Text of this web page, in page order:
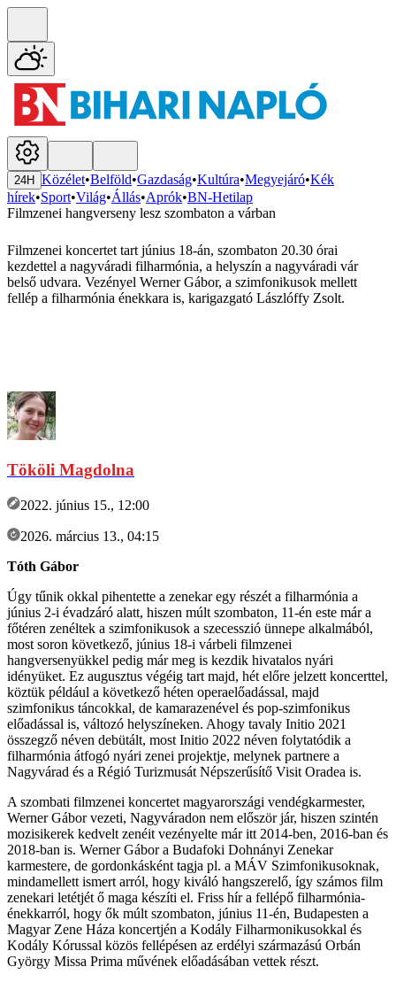
24H Közélet•Belföld•Gazdaság•Kultúra•Megyejáró•Kék
hírek•Sport•Világ•Állás•Aprók•BN-Hetilap
Filmzenei hangverseny lesz szombaton a várban
Filmzenei koncertet tart június 18-án, szombaton 20.30 órai
kezdettel a nagyváradi filharmónia, a helyszín a nagyváradi vár
belső udvara. Vezényel Werner Gábor, a szimfonikusok mellett
fellép a filharmónia énekkara is, karigazgató Lászlóffy Zsolt.
Tököli Magdolna
2022. június 15., 12:00
2026. március 13., 04:15
Tóth Gábor
Úgy tűnik okkal pihentette a zenekar egy részét a filharmónia a
június 2-i évadzáró alatt, hiszen múlt szombaton, 11-én este már a
főtéren zenéltek a szimfonikusok a szecesszió ünnepe alkalmából,
most soron következő, június 18-i várbeli filmzenei
hangversenyükkel pedig már meg is kezdik hivatalos nyári
idényüket. Ez augusztus végéig tart majd, hét előre jelzett koncerttel,
köztük például a következő héten operaelőadással, majd
szimfonikus táncokkal, de kamarazenével és pop-szimfonikus
előadással is, változó helyszíneken. Ahogy tavaly Initio 2021
összegző néven debütált, most Initio 2022 néven folytatódik a
filharmónia átfogó nyári zenei projektje, melynek partnere a
Nagyvárad és a Régió Turizmusát Népszerűsítő Visit Oradea is.
A szombati filmzenei koncertet magyarországi vendégkarmester,
Werner Gábor vezeti, Nagyváradon nem először jár, hiszen szintén
mozisikerek kedvelt zenéit vezényelte már itt 2014-ben, 2016-ban és
2018-ban is. Werner Gábor a Budafoki Dohnányi Zenekar
karmestere, de gordonkásként tagja pl. a MÁV Szimfonikusoknak,
mindamellett ismert arról, hogy kiváló hangszerelő, így számos film
zenekari letétjét ő maga készíti el. Friss hír a fellépő filharmónia-
énekkarról, hogy ők múlt szombaton, június 11-én, Budapesten a
Magyar Zene Háza koncertjén a Kodály Filharmonikusokkal és
Kodály Kórussal közös fellépésen az erdélyi származású Orbán
György Missa Prima művének előadásában vettek részt.